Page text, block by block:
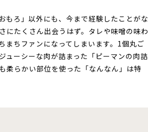
もろ」以外にも、今まで経験したことがな
にたくさん出会うはず。タレや味噌の味わ
まちファンになってしまいます。1個丸ご
ューシーな肉が詰まった「ピーマンの肉詰
柔らかい部位を使った「なんなん」は特